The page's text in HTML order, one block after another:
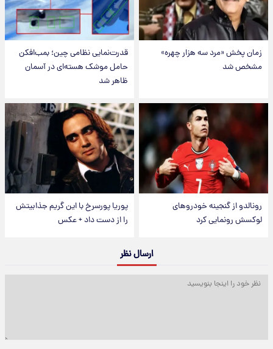
زمان پخش «مرد سه هزار چهره»
مشخص شد
قدرت‌نمایی نظامی چین؛ بمب‌افکن
حامل موشک هسته‌ای در آسمان
ظاهر شد
رونالدو از گنجینه خودروهای
لوکسش رونمایی کرد
پوریا پورسرخ با این گریم جذابیتش
را از دست داد + عکس
ارسال نظر